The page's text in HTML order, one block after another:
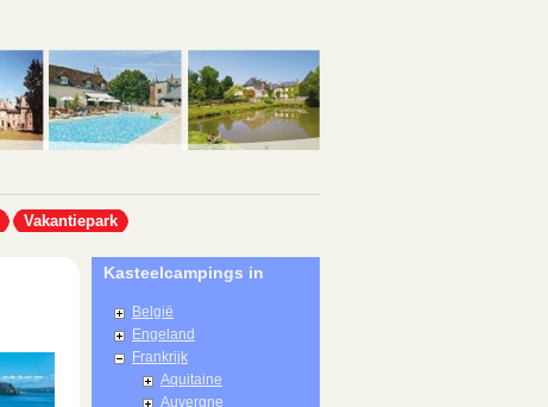
Vakantiepark
Kasteelcampings in
België
Engeland
Frankrijk
Aquitaine
Auvergne